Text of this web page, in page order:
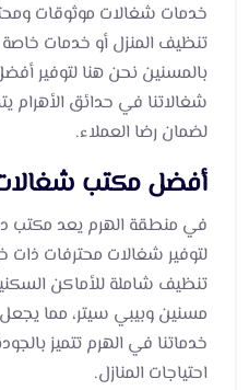
خدمات شغالات موثوقات
تنظيف المنزل أو خدمات خاصة
بالمسنين نحن هنا لتوفير
شغالاتنا في حدائق الأهرام
لضمان رضا العملاء.
أفضل مكتب
في منطقة الهرم يعد مكتب
لتوفير شغالات محترفات ذات
تنظيف شاملة للأماكن
مسنين وبيبي سيتر، مما يجعل
خدماتنا في الهرم تتميز
احتياجات المنازل.